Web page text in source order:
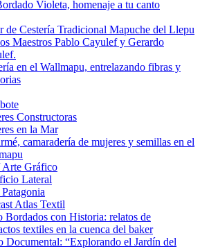
Violeta, homenaje a tu canto
de Cestería Tradicional Mapuche del Llepu
Maestros Pablo Cayulef y Gerardo
en el Wallmapu, entrelazando fibras y
Constructoras
en la Mar
camaradería de mujeres y semillas en el
Arte Gráfico
Lateral
Atlas Textil
Bordados con Historia: relatos de
textiles en la cuenca del baker
Documental: “Explorando el Jardín del